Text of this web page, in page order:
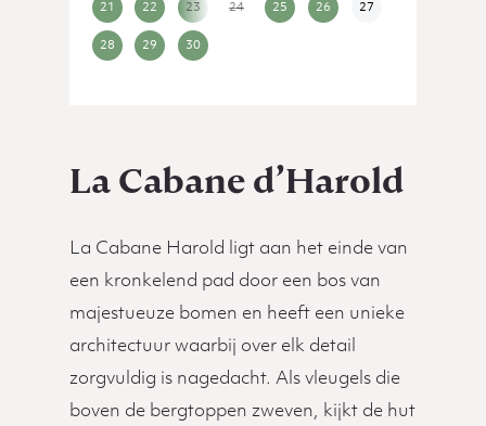
21 22 23 24 25 26 27
28 29 30
La Cabane d’Harold
La Cabane Harold ligt aan het einde van
een kronkelend pad door een bos van
majestueuze bomen en heeft een unieke
architectuur waarbij over elk detail
zorgvuldig is nagedacht. Als vleugels die
boven de bergtoppen zweven, kijkt de hut